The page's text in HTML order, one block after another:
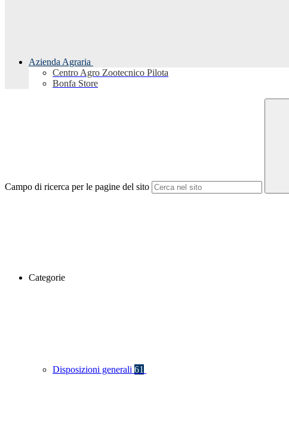
Azienda Agraria
Centro Agro Zootecnico Pilota
Bonfa Store
Campo di ricerca per le pagine del sito
Categorie
Disposizioni generali 61